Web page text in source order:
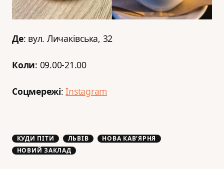
Де: вул. Личаківська, 32
Коли: 09.00-21.00
Соцмережі:Instagram
КУДИ ПІТИ ЛЬВІВ
НОВА КАВʼЯРНЯ
НОВИЙ ЗАКЛАД